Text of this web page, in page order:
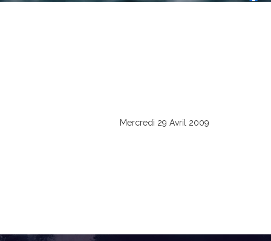
Mercredi 29 Avril 2009